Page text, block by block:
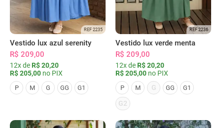
REF 2235
Vestido lux azul serenity
R$ 209,00
12x de R$ 20,20
R$ 205,00 no PIX
P M G GG G1
REF 2236
Vestido lux verde menta
R$ 209,00
12x de R$ 20,20
R$ 205,00 no PIX
P M G GG G1
G2